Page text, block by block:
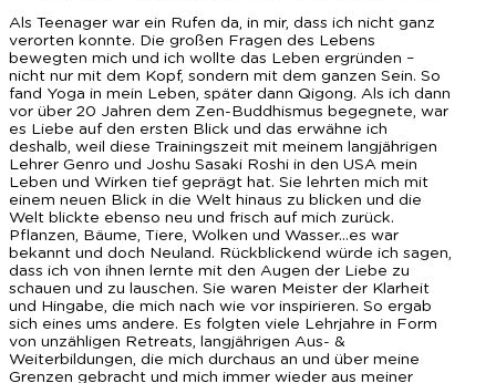
Als Teenager war ein Rufen da, in mir, dass ich nicht ganz
verorten konnte. Die großen Fragen des Lebens
bewegten mich und ich wollte das Leben ergründen –
nicht nur mit dem Kopf, sondern mit dem ganzen Sein. So
fand Yoga in mein Leben, später dann Qigong. Als ich dann
vor über 20 Jahren dem Zen-Buddhismus begegnete, war
es Liebe auf den ersten Blick und das erwähne ich
deshalb, weil diese Trainingszeit mit meinem langjährigen
Lehrer Genro und Joshu Sasaki Roshi in den USA mein
Leben und Wirken tief geprägt hat. Sie lehrten mich mit
einem neuen Blick in die Welt hinaus zu blicken und die
Welt blickte ebenso neu und frisch auf mich zurück.
Pflanzen, Bäume, Tiere, Wolken und Wasser…es war
bekannt und doch Neuland. Rückblickend würde ich sagen,
dass ich von ihnen lernte mit den Augen der Liebe zu
schauen und zu lauschen. Sie waren Meister der Klarheit
und Hingabe, die mich nach wie vor inspirieren. So ergab
sich eines ums andere. Es folgten viele Lehrjahre in Form
von unzähligen Retreats, langjährigen Aus- &
Weiterbildungen, die mich durchaus an und über meine
Grenzen gebracht und mich immer wieder aus meiner